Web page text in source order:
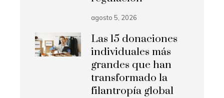
agosto 5, 2026
Las 15 donaciones
individuales más
grandes que han
transformado la
filantropía global